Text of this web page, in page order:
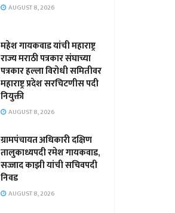
AUGUST 8, 2026
महेश गायकवाड यांची महाराष्ट्र
राज्य मराठी पत्रकार संघाच्या
पत्रकार हल्ला विरोधी समितीवर
महाराष्ट्र प्रदेश सरचिटणीस पदी
नियुक्ती
AUGUST 8, 2026
ग्रामपंचायत अधिकारी दक्षिण
तालुकाध्यपदी रमेश गायकवाड,
सज्जाद काझी यांची सचिवपदी
निवड
AUGUST 8, 2026